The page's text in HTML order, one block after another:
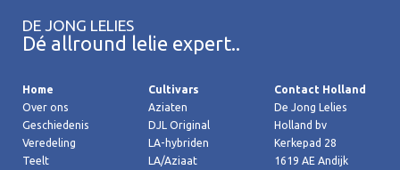
DE JONG LELIES
Dé allround lelie expert..
Home
Over ons
Geschiedenis
Veredeling
Teelt
Cultivars
Aziaten
DJL Original
LA-hybriden
LA/Aziaat
Contact Holland
De Jong Lelies
Holland bv
Kerkepad 28
1619 AE Andijk